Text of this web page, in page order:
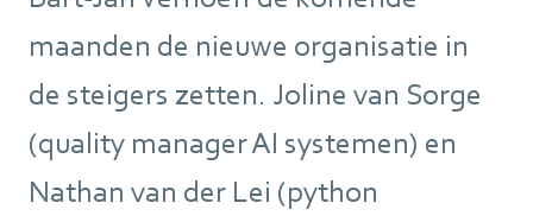
maanden de nieuwe organisatie in
de steigers zetten. Joline van Sorge
(quality manager AI systemen) en
Nathan van der Lei (python